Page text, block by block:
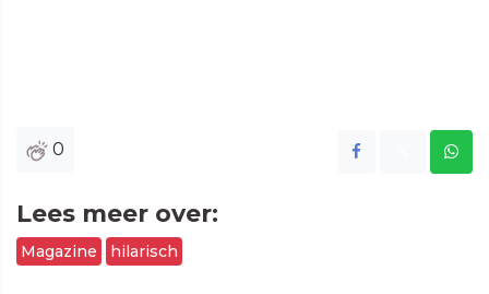
0
Lees meer over:
Magazine hilarisch